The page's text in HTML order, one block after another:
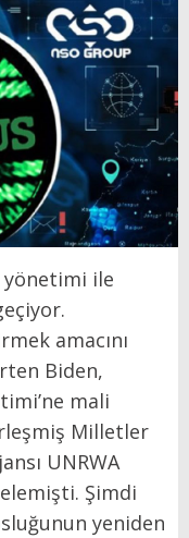
yönetimi ile
amacını
Biden,
mali
Milletler
UNRWA
Şimdi
yeniden